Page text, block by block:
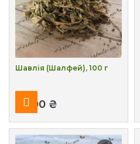
Шавлія (Шалфей), 100 г
₴